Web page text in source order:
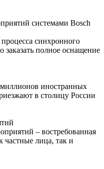
системами Bosch
синхронного
полное оснащение
иностранных
в столицу России
– востребованная
частные лица, так и